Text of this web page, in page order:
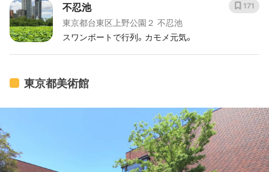
不忍池
東京都台東区上野公園２ 不忍池
スワンボートで行列。カモメ元気。
171
東京都美術館